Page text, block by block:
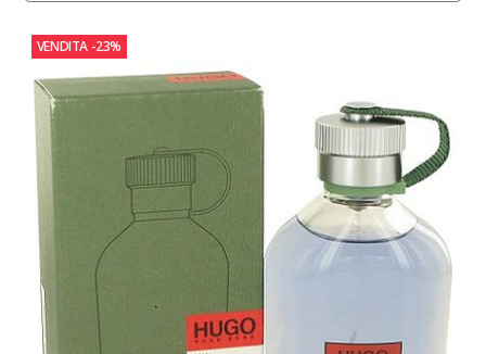
VENDITA -23%